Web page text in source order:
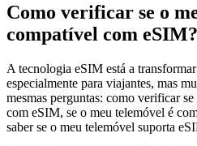
Como verificar se o
compatível com eSIM?
A tecnologia eSIM está a
especialmente para viajantes, mas
mesmas perguntas: como verificar
com eSIM, se o meu telemóvel é
saber se o meu telemóvel suporta